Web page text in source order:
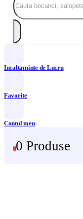
Incaltaminte de Lucru
Favorite
Contul meu
00 Produse